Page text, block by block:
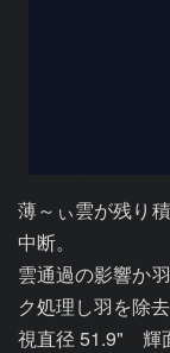
薄～ぃ雲が残り
中断。
雲通過の影響か
ク処理し羽を除去
視直径 51.9"　輝